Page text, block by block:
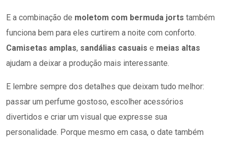
E a combinação de moletom com bermuda jorts também
funciona bem para eles curtirem a noite com conforto.
Camisetas amplas, sandálias casuais e meias altas
ajudam a deixar a produção mais interessante.
E lembre sempre dos detalhes que deixam tudo melhor:
passar um perfume gostoso, escolher acessórios
divertidos e criar um visual que expresse sua
personalidade. Porque mesmo em casa, o date também